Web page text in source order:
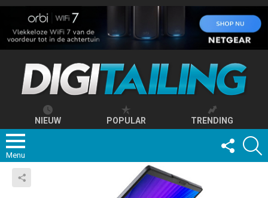
NIEUW POPULAR TRENDING
Menu
FOLLOW
US